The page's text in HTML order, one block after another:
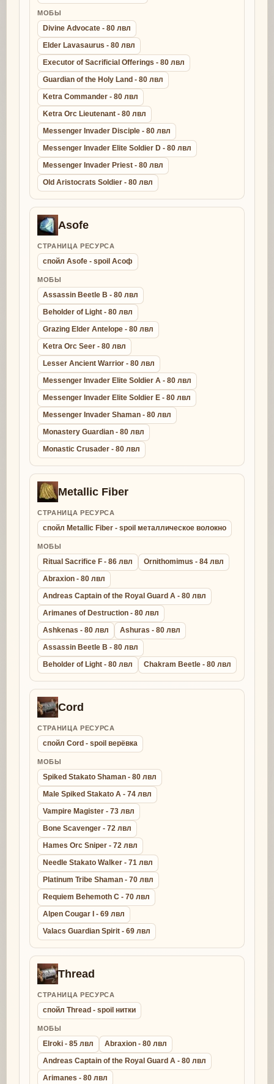
МОБЫ
Divine Advocate - 80 лвл
Elder Lavasaurus - 80 лвл
Executor of Sacrificial Offerings - 80 лвл
Guardian of the Holy Land - 80 лвл
Ketra Commander - 80 лвл
Ketra Orc Lieutenant - 80 лвл
Messenger Invader Disciple - 80 лвл
Messenger Invader Elite Soldier D - 80 лвл
Messenger Invader Priest - 80 лвл
Old Aristocrats Soldier - 80 лвл
Asofe
СТРАНИЦА РЕСУРСА
спойл Asofe - spoil Асоф
МОБЫ
Assassin Beetle B - 80 лвл
Beholder of Light - 80 лвл
Grazing Elder Antelope - 80 лвл
Ketra Orc Seer - 80 лвл
Lesser Ancient Warrior - 80 лвл
Messenger Invader Elite Soldier A - 80 лвл
Messenger Invader Elite Soldier E - 80 лвл
Messenger Invader Shaman - 80 лвл
Monastery Guardian - 80 лвл
Monastic Crusader - 80 лвл
Metallic Fiber
СТРАНИЦА РЕСУРСА
спойл Metallic Fiber - spoil металлическое волокно
МОБЫ
Ritual Sacrifice F - 86 лвл
Ornithomimus - 84 лвл
Abraxion - 80 лвл
Andreas Captain of the Royal Guard A - 80 лвл
Arimanes of Destruction - 80 лвл
Ashkenas - 80 лвл
Ashuras - 80 лвл
Assassin Beetle B - 80 лвл
Beholder of Light - 80 лвл
Chakram Beetle - 80 лвл
Cord
СТРАНИЦА РЕСУРСА
спойл Cord - spoil верёвка
МОБЫ
Spiked Stakato Shaman - 80 лвл
Male Spiked Stakato A - 74 лвл
Vampire Magister - 73 лвл
Bone Scavenger - 72 лвл
Hames Orc Sniper - 72 лвл
Needle Stakato Walker - 71 лвл
Platinum Tribe Shaman - 70 лвл
Requiem Behemoth C - 70 лвл
Alpen Cougar I - 69 лвл
Valacs Guardian Spirit - 69 лвл
Thread
СТРАНИЦА РЕСУРСА
спойл Thread - spoil нитки
МОБЫ
Elroki - 85 лвл
Abraxion - 80 лвл
Andreas Captain of the Royal Guard A - 80 лвл
Arimanes - 80 лвл